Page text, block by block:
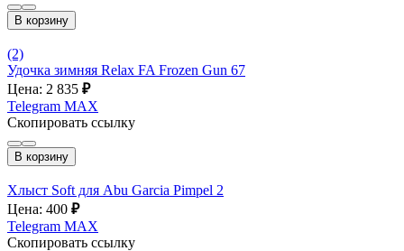
В корзину
(2)
Удочка зимняя Relax FA Frozen Gun 67
Цена: 2 835 ₽
Telegram MAX
Скопировать ссылку
В корзину
Хлыст Soft для Abu Garcia Pimpel 2
Цена: 400 ₽
Telegram MAX
Скопировать ссылку